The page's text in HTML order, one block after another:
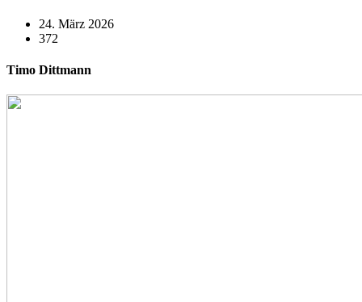
24. März 2026
372
Timo Dittmann